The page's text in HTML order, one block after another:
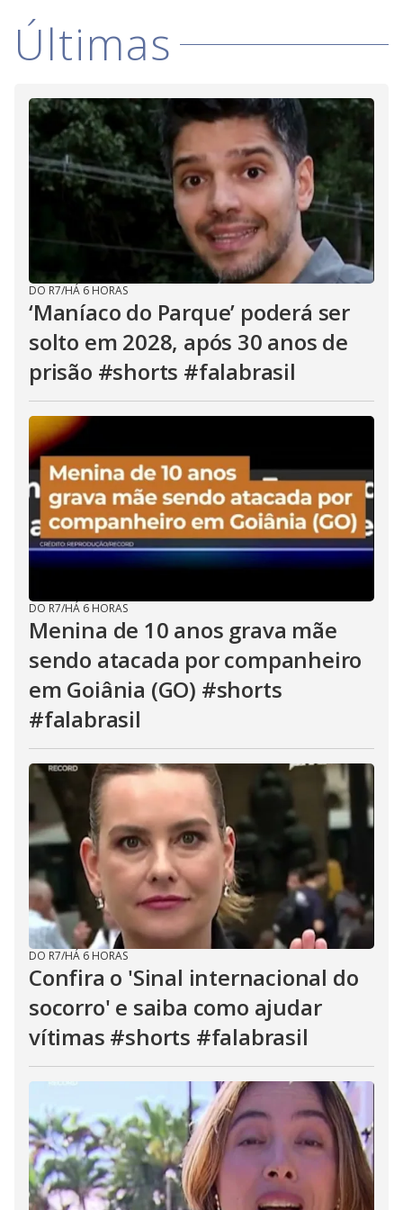
i
d
e
o
Últimas
DO R7/HÁ 6 HORAS
‘Maníaco do Parque’ poderá ser
solto em 2028, após 30 anos de
prisão #shorts #falabrasil
DO R7/HÁ 6 HORAS
Menina de 10 anos grava mãe
sendo atacada por companheiro
em Goiânia (GO) #shorts
#falabrasil
DO R7/HÁ 6 HORAS
Confira o 'Sinal internacional do
socorro' e saiba como ajudar
vítimas #shorts #falabrasil